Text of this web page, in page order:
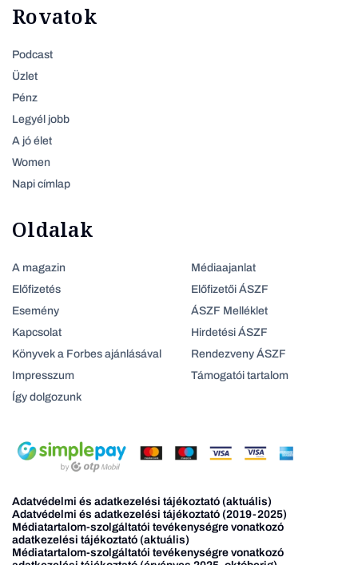
Rovatok
Podcast
Üzlet
Pénz
Legyél jobb
A jó élet
Women
Napi címlap
Oldalak
A magazin
Előfizetés
Esemény
Kapcsolat
Könyvek a Forbes ajánlásával
Impresszum
Így dolgozunk
Médiaajanlat
Előfizetői ÁSZF
ÁSZF Melléklet
Hirdetési ÁSZF
Rendezveny ÁSZF
Támogatói tartalom
Adatvédelmi és adatkezelési tájékoztató (aktuális)
Adatvédelmi és adatkezelési tájékoztató (2019-2025)
Médiatartalom-szolgáltatói tevékenységre vonatkozó
adatkezelési tájékoztató (aktuális)
Médiatartalom-szolgáltatói tevékenységre vonatkozó